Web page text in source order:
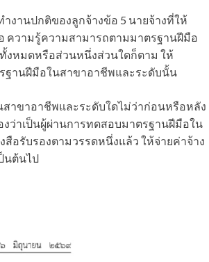
ำงานปกติของลูกจ้างข้อ 5 นายจ้างที่ให้
ความรู้ความสามารถตามมาตรฐานฝีมือ
งหมดหรือส่วนหนึ่งส่วนใดก็ตาม ให้
ฐานฝีมือในสาขาอาชีพและระดับนั้น
าขาอาชีพและระดับใดไม่ว่าก่อนหรือหลัง
ว่าเป็นผู้ผ่านการทดสอบมาตรฐานฝีมือใน
อรับรองตามวรรดหนึ่งแล้ว ให้จ่ายค่าจ้าง
นต้นไป